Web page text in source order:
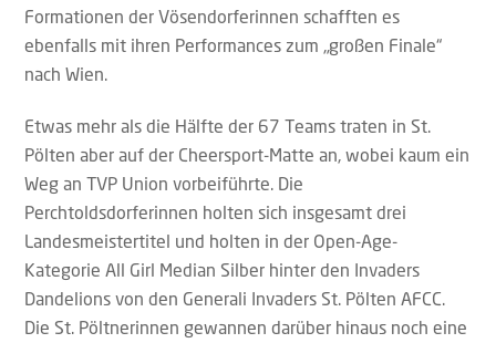
Formationen der Vösendorferinnen schafften es
ebenfalls mit ihren Performances zum „großen Finale“
nach Wien.
Etwas mehr als die Hälfte der 67 Teams traten in St.
Pölten aber auf der Cheersport-Matte an, wobei kaum ein
Weg an TVP Union vorbeiführte. Die
Perchtoldsdorferinnen holten sich insgesamt drei
Landesmeistertitel und holten in der Open-Age-
Kategorie All Girl Median Silber hinter den Invaders
Dandelions von den Generali Invaders St. Pölten AFCC.
Die St. Pöltnerinnen gewannen darüber hinaus noch eine